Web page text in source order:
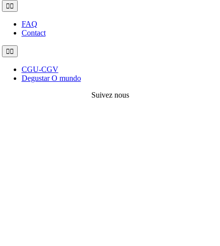
Toggle
Navigation
FAQ
Contact
Toggle
Navigation
CGU-CGV
Degustar O mundo
Suivez nous